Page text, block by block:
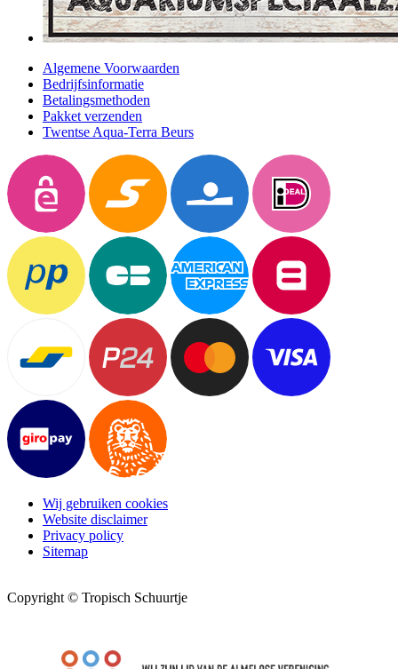
Algemene Voorwaarden
Bedrijfsinformatie
Betalingsmethoden
Pakket verzenden
Twentse Aqua-Terra Beurs
Wij gebruiken cookies
Website disclaimer
Privacy policy
Sitemap
Copyright © Tropisch Schuurtje